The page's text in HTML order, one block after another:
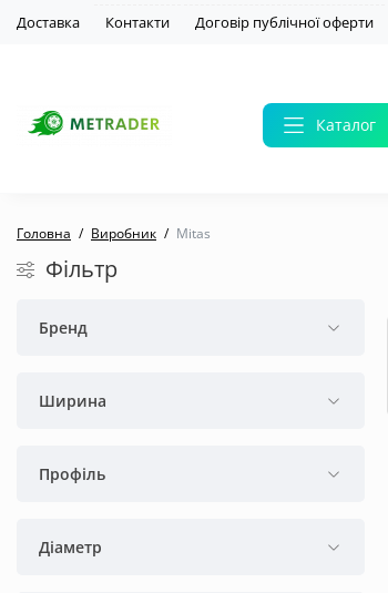
Доставка Контакти Договір публічної оферти
Каталог
Головна Виробник Mitas
Фільтр
Бренд
Ширина
Профіль
Діаметр